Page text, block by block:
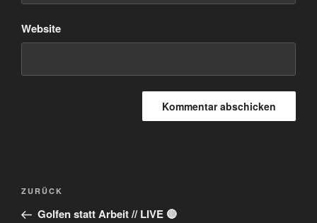
Website
Beitragsnavigation
Vorheriger
Beitrag
ZURÜCK
Golfen statt Arbeit // LIVE 🔴